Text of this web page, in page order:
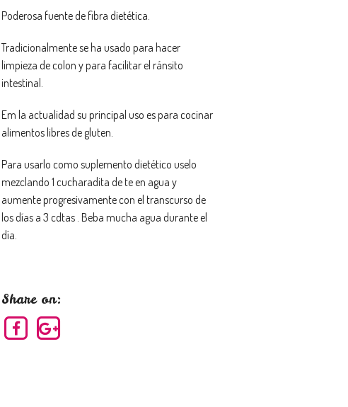
Poderosa fuente de fibra dietética.
Tradicionalmente se ha usado para hacer
limpieza de colon y para facilitar el ránsito
intestinal.
Em la actualidad su principal uso es para cocinar
alimentos libres de gluten.
Para usarlo como suplemento dietético uselo
mezclando 1 cucharadita de te en agua y
aumente progresivamente con el transcurso de
los días a 3 cdtas . Beba mucha agua durante el
día.
Share on: